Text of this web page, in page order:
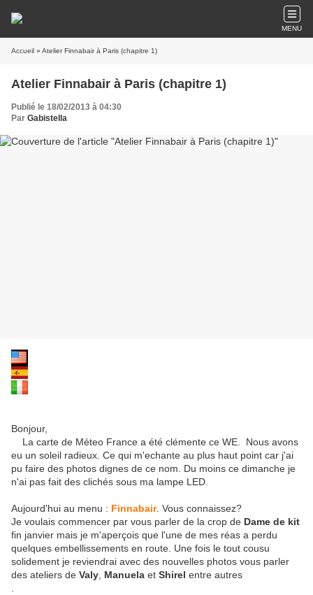
MENU
Accueil » Atelier Finnabair à Paris (chapitre 1)
Atelier Finnabair à Paris (chapitre 1)
Publié le 18/02/2013 à 04:30
Par Gabistella
Bonjour,
La carte de Méteo France a été clémente ce WE. Nous avons
eu un soleil radieux. Ce qui m'echante au plus haut point car j'ai
pu faire des photos dignes de ce nom. Du moins ce dimanche je
n'ai pas fait des clichés sous ma lampe LED.
Aujourd'hui au menu : Finnabair. Vous connaissez?
Je voulais commencer par vous parler de la crop de Dame de kit
fin janvier mais je m'aperçois que l'une de mes réas a perdu
quelques embellissements en route. Une fois le tout cousu
solidement je reviendrai avec des nouvelles photos vous parler
des ateliers de Valy, Manuela et Shirel entre autres
.